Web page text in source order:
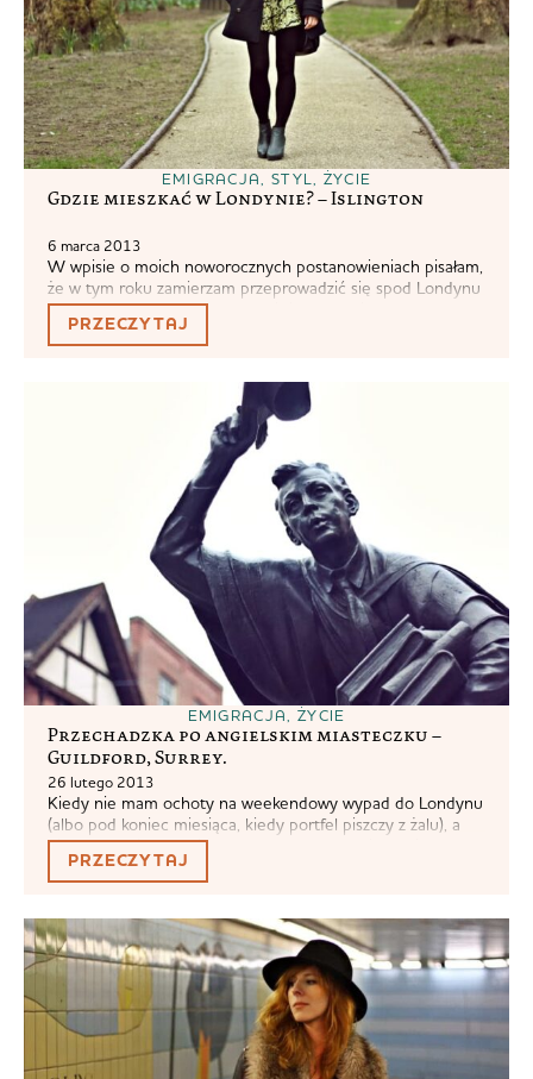
EMIGRACJA, STYL, ŻYCIE
Gdzie mieszkać w Londynie? – Islington
6 marca 2013
W wpisie o moich noworocznych postanowieniach pisałam,
że w tym roku zamierzam przeprowadzić się spod Londynu
do samego Londynu. Proces póki co przebiega wolno, ale
mam jeszcze ponad dziewięć miesięcy, a skoro w takim
czasie można urodzić dziecko, to z pewnością można też
Przeprowadzałam się w życiu sporo....
PRZECZYTAJ
EMIGRACJA ŻYCIE
Przechadzka po angielskim miasteczku –
Guildford, Surrey.
26 lutego 2013
Kiedy nie mam ochoty na weekendowy wypad do Londynu
(albo pod koniec miesiąca, kiedy portfel piszczy z żalu), a
nie mogę już patrzeć na Marsjan, częstym kierunkiem jest
Guildford. Jest to największe miasteczko w hrabstwie
Surrey, w którym nie ma żadnego miasta w rozumieniu city
potocznie uważa się,...
PRZECZYTAJ